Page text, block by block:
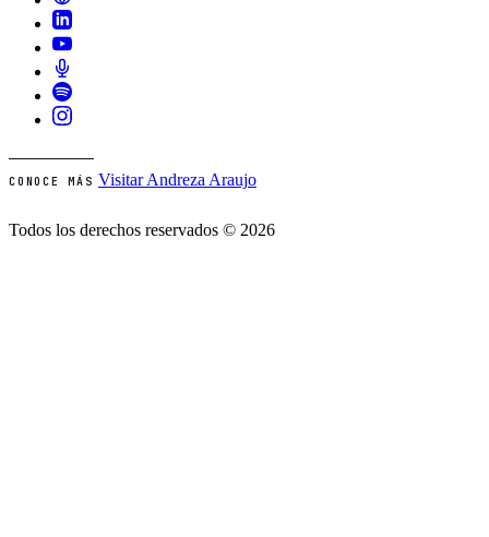
CONOCE MÁS Visitar Andreza Araujo
Todos los derechos reservados © 2026